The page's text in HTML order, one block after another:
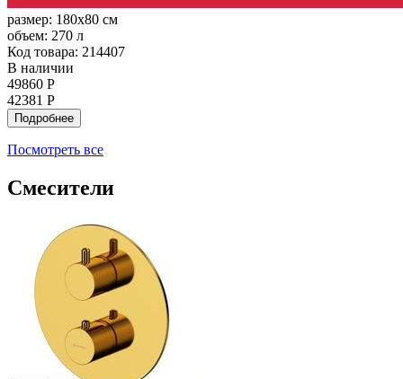
размер: 180x80 см
объем: 270 л
Код товара: 214407
В наличии
49860 Р
42381 Р
Подробнее
Посмотреть все
Смесители